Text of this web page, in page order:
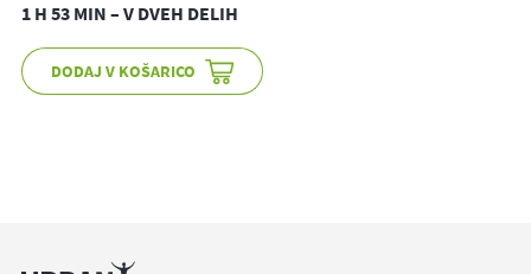
1 H 53 MIN – V DVEH DELIH